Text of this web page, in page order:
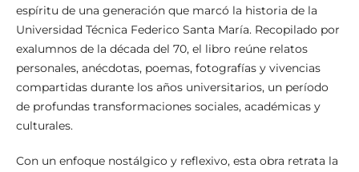
espíritu de una generación que marcó la historia de la
Universidad Técnica Federico Santa María. Recopilado por
exalumnos de la década del 70, el libro reúne relatos
personales, anécdotas, poemas, fotografías y vivencias
compartidas durante los años universitarios, un período
de profundas transformaciones sociales, académicas y
culturales.
Con un enfoque nostálgico y reflexivo, esta obra retrata la